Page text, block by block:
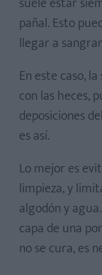
pañal. Esto
llegar a
En este caso,
con las heces,
deposiciones
es así.
Lo mejor es
limpieza, y
algodón y
capa de una
no se cura, es